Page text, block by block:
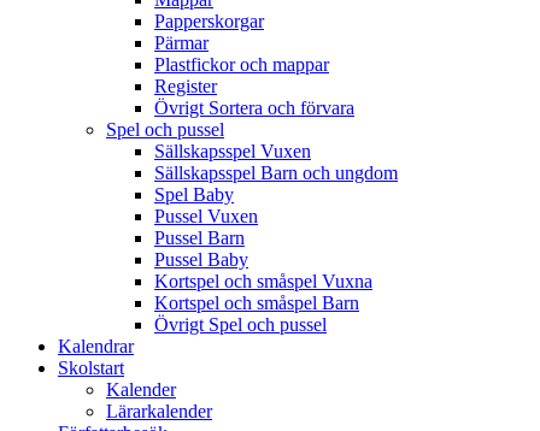
Papperskorgar
Pärmar
Plastfickor och mappar
Register
Övrigt Sortera och förvara
Spel och pussel
Sällskapsspel Vuxen
Sällskapsspel Barn och ungdom
Spel Baby
Pussel Vuxen
Pussel Barn
Pussel Baby
Kortspel och småspel Vuxna
Kortspel och småspel Barn
Övrigt Spel och pussel
Kalendrar
Skolstart
Kalender
Lärarkalender